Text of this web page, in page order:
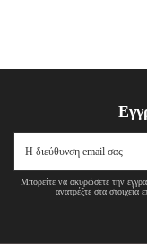
Μπορείτε να ακυρώσετε την
ανατρέξτε στα